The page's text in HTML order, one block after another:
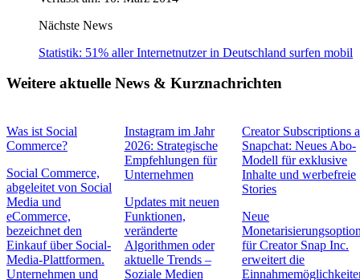
Nächste News
Statistik: 51% aller Internetnutzer in Deutschland surfen mobil
Weitere aktuelle News & Kurznachrichten
Was ist Social
Commerce?
Social Commerce,
abgeleitet von Social
Media und
eCommerce,
bezeichnet den
Einkauf über Social-
Media-Plattformen.
Unternehmen und
Instagram im Jahr
2026: Strategische
Empfehlungen für
Unternehmen
Updates mit neuen
Funktionen,
veränderte
Algorithmen oder
aktuelle Trends –
Soziale Medien
Creator Subscriptions
Snapchat: Neues Abo-
Modell für exklusive
Inhalte und werbefreie
Stories
Neue
für Creator Snap Inc.
erweitert die